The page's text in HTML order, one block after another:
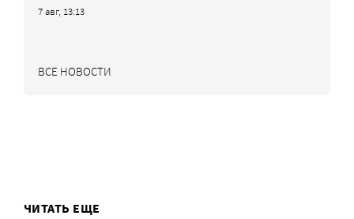
7 авг, 13:13
ВСЕ НОВОСТИ
ЧИТАТЬ ЕЩЕ